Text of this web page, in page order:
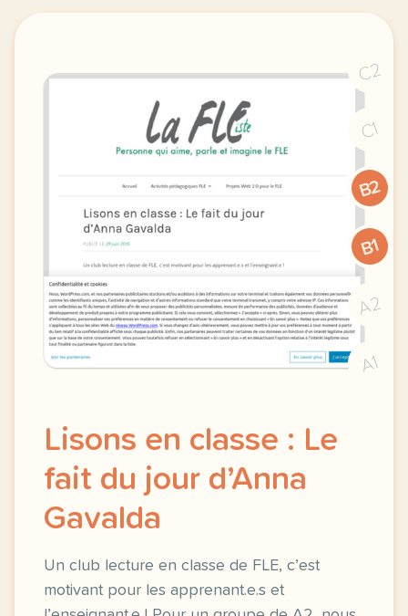
C2
C1
B2
B1
A2
A1
Lisons en classe : Le
fait du jour d’Anna
Gavalda
Un club lecture en classe de FLE, c’est
motivant pour les apprenant.e.s et